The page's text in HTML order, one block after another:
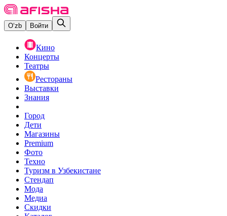
O‘zb Войти
Кино
Концерты
Театры
Рестораны
Выставки
Знания
Город
Дети
Магазины
Premium
Фото
Техно
Туризм в Узбекистане
Стендап
Мода
Медиа
Скидки